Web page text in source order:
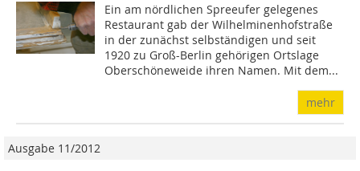
Ein am nördlichen Spreeufer gelegenes
Restaurant gab der Wilhelminenhofstraße
in der zunächst selbständigen und seit
1920 zu Groß-Berlin gehörigen Ortslage
Oberschöneweide ihren Namen. Mit dem...
mehr
Ausgabe 11/2012